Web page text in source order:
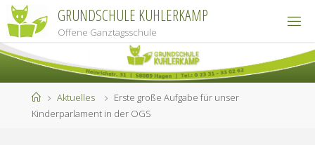
Zum
Inhalt
springen
GRUNDSCHULE KUHLERKAMP
Offene Ganztagsschule
StartAktuelles
Erste große Aufgabe für unser
Kinderparlament in der OGS